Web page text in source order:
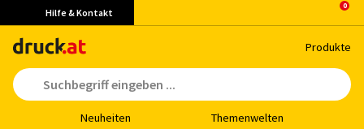
Hilfe & Kontakt
Pro­duk­te
Neu­hei­ten The­men­wel­ten